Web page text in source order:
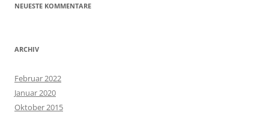
NEUESTE KOMMENTARE
ARCHIV
Februar 2022
Januar 2020
Oktober 2015